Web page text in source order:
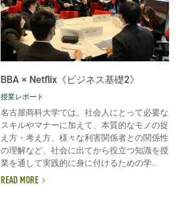
BBA × Netflix《ビジネス基礎2》
授業レポート
名古屋商科大学では、社会人にとって必要な
スキルやマナーに加えて、本質的なモノの捉
え方・考え方、様々な利害関係者との関係性
の理解など、社会に出てから役立つ知識を授
業を通して実践的に身に付けるための学...
READ MORE